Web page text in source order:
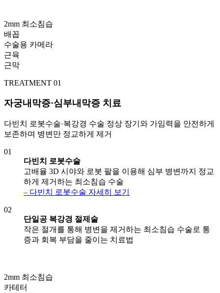
2mm 최소침습
배꼽
수술용 카메라
근육
근막
TREATMENT 01
자궁내막증·심부내막증 치료
다빈치 로봇수술·복강경 수술 정상 장기와 가임력을 안전하게
보존하며 병변만 정교하게 제거
01
다빈치 로봇수술
고배율 3D 시야와 로봇 팔을 이용해 심부 병변까지 정교
하게 제거하는 최소침습 수술
– 다빈치 로봇수술 자세히 보기
02
단일공 복강경 절제술
작은 절개를 통해 병변을 제거하는 최소침습 수술로 통
증과 회복 부담을 줄이는 치료법
2mm 최소침습
카테터